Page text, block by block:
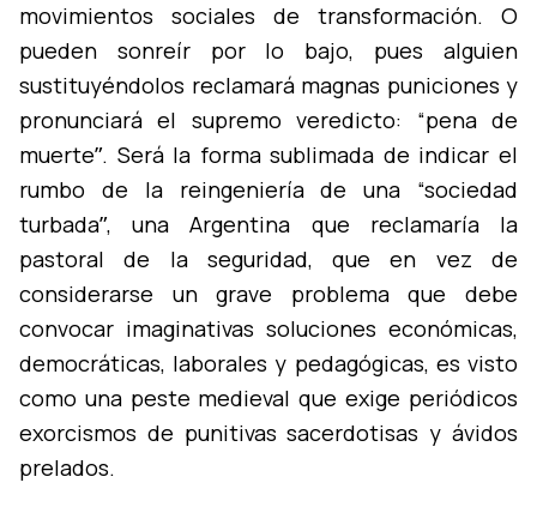
movimientos sociales de transformación. O
pueden sonreí­r por lo bajo, pues alguien
sustituyéndolos reclamará magnas puniciones y
pronunciará el supremo veredicto: “pena de
muerteˮ. Será la forma sublimada de indicar el
rumbo de la reingenierí­a de una “sociedad
turbadaˮ, una Argentina que reclamarí­a la
pastoral de la seguridad, que en vez de
considerarse un grave problema que debe
convocar imaginativas soluciones económicas,
democráticas, laborales y pedagógicas, es visto
como una peste medieval que exige periódicos
exorcismos de punitivas sacerdotisas y ávidos
prelados.